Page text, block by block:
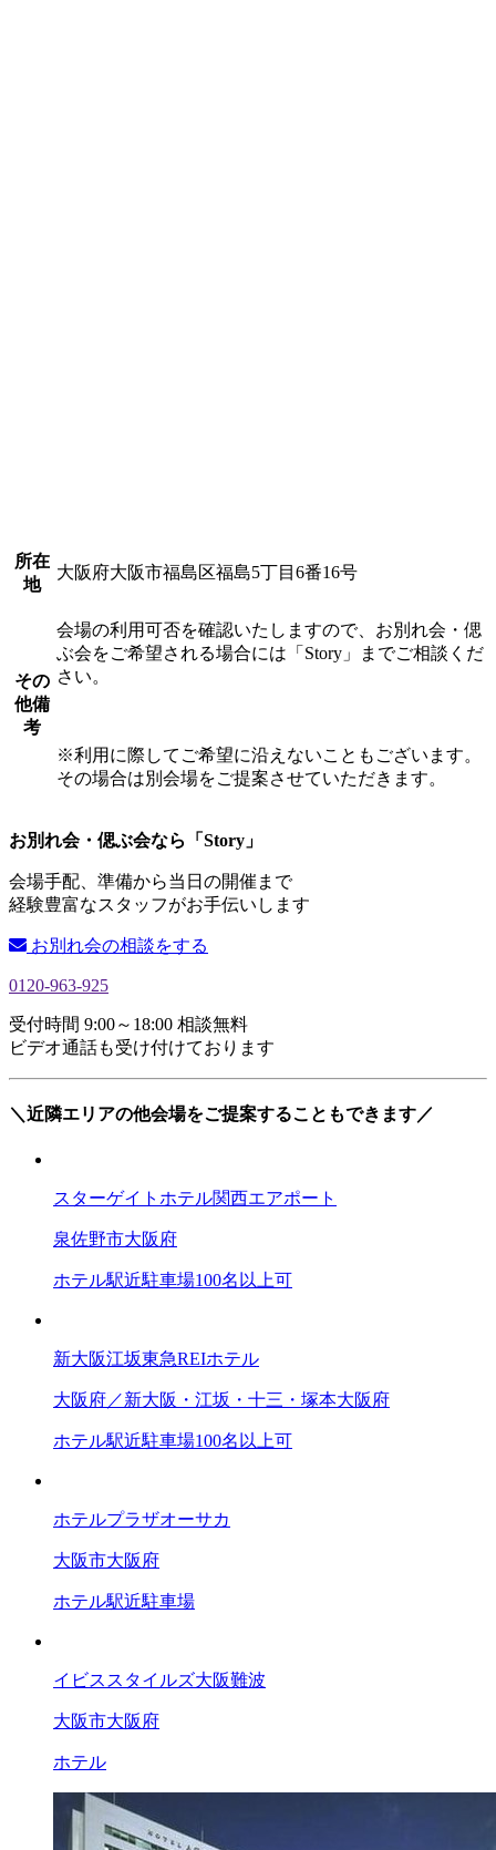
所在
地
大阪府大阪市福島区福島5丁目6番16号
その
他備
考
会場の利用可否を確認いたしますので、お別れ会・偲
ぶ会をご希望される場合には「Story」までご相談くだ
さい。
※利用に際してご希望に沿えないこともございます。
その場合は別会場をご提案させていただきます。
お別れ会・偲ぶ会なら「Story」
会場手配、準備から当日の開催まで
経験豊富なスタッフがお手伝いします
お別れ会の相談をする
0120-963-925
受付時間 9:00～18:00 相談無料
ビデオ通話も受け付けております
＼近隣エリアの他会場をご提案することもできます／
スターゲイトホテル関西エアポート
泉佐野市大阪府
ホテル駅近駐車場100名以上可
新大阪江坂東急REIホテル
大阪府／新大阪・江坂・十三・塚本大阪府
ホテル駅近駐車場100名以上可
ホテルプラザオーサカ
大阪市大阪府
ホテル駅近駐車場
イビススタイルズ大阪難波
大阪市大阪府
ホテル